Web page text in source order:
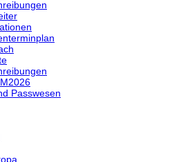
Passwesen